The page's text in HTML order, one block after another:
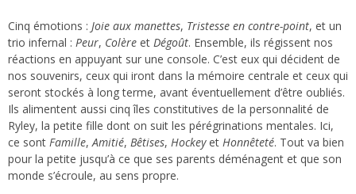
Cinq émotions : Joie aux manettes, Tristesse en contre-point, et un
trio infernal : Peur, Colère et Dégoût. Ensemble, ils régissent nos
réactions en appuyant sur une console. C’est eux qui décident de
nos souvenirs, ceux qui iront dans la mémoire centrale et ceux qui
seront stockés à long terme, avant éventuellement d’être oubliés.
Ils alimentent aussi cinq îles constitutives de la personnalité de
Ryley, la petite fille dont on suit les pérégrinations mentales. Ici,
ce sont Famille, Amitié, Bêtises, Hockeyet Honnêteté. Tout va bien
pour la petite jusqu’à ce que ses parents déménagent et que son
monde s’écroule, au sens propre.